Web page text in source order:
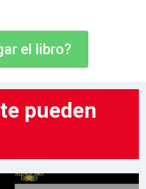
el libro?
pueden